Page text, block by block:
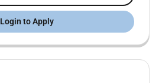
Login to Apply